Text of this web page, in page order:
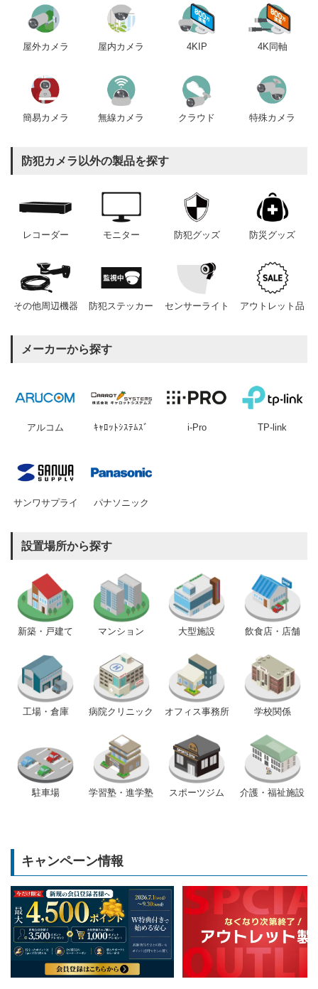
屋外カメラ 屋内カメラ 4KIP 4K同軸
簡易カメラ 無線カメラ クラウド 特殊カメラ
防犯カメラ以外の製品を探す
レコーダー モニター 防犯グッズ 防災グッズ
その他周辺機器 防犯ステッカー センサーライト アウトレット品
メーカーから探す
アルコム ｷｬﾛｯﾄｼｽﾃﾑｽﾞ i-Pro TP-link
サンワサプライ パナソニック
設置場所から探す
新築・戸建て マンション 大型施設 飲食店・店舗
工場・倉庫 病院クリニック オフィス事務所 学校関係
駐車場 学習塾・進学塾 スポーツジム 介護・福祉施設
キャンペーン情報